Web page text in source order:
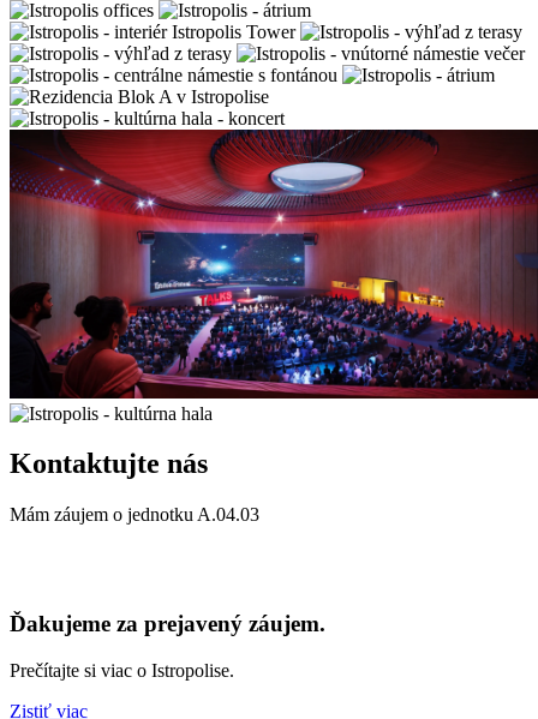
Kontaktujte nás
Mám záujem o jednotku A.04.03
Ďakujeme za prejavený záujem.
Prečítajte si viac o Istropolise.
Zistiť viac